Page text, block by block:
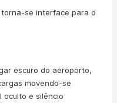
se interface para o
escuro do aeroporto,
movendo-se
oculto e silêncio